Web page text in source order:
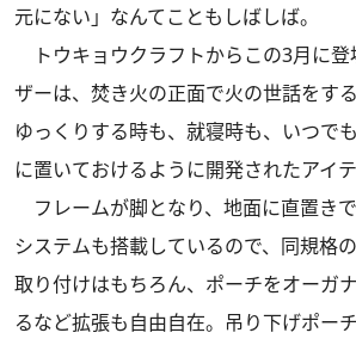
元にない」なんてこともしばしば。
トウキョウクラフトからこの3月に登
ザーは、焚き火の正面で火の世話をす
ゆっくりする時も、就寝時も、いつで
に置いておけるように開発されたアイテ
フレームが脚となり、地面に直置き
システムも搭載しているので、同規格
取り付けはもちろん、ポーチをオーガ
るなど拡張も自由自在。吊り下げポー